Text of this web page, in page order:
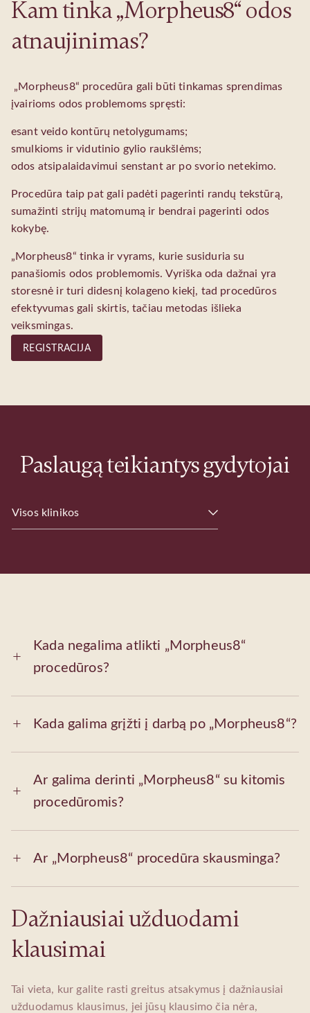
REGISTRACIJA
Kam tinka „Morpheus8“ odos
atnaujinimas?
„Morpheus8“ procedūra gali būti tinkamas sprendimas
įvairioms odos problemoms spręsti:
esant veido kontūrų netolygumams;
smulkioms ir vidutinio gylio raukšlėms;
odos atsipalaidavimui senstant ar po svorio netekimo.
Procedūra taip pat gali padėti pagerinti randų tekstūrą,
sumažinti strijų matomumą ir bendrai pagerinti odos
kokybę.
„Morpheus8“ tinka ir vyrams, kurie susiduria su
panašiomis odos problemomis. Vyriška oda dažnai yra
storesnė ir turi didesnį kolageno kiekį, tad procedūros
efektyvumas gali skirtis, tačiau metodas išlieka
veiksmingas.
Paslaugą teikiantys gydytojai
Visos klinikos
Dažniausiai užduodami
klausimai
Tai vieta, kur galite rasti greitus atsakymus į dažniausiai
užduodamus klausimus, jei jūsų klausimo čia nėra,
Kada negalima atlikti „Morpheus8“
procedūros?
Kada galima grįžti į darbą po „Morpheus8“?
Ar galima derinti „Morpheus8“ su kitomis
procedūromis?
Ar „Morpheus8“ procedūra skausminga?